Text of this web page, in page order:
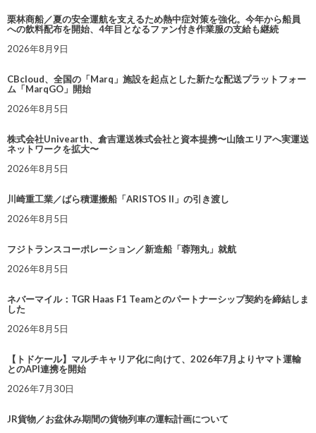
栗林商船／夏の安全運航を支えるため熱中症対策を強化。今年から船員
への飲料配布を開始、4年目となるファン付き作業服の支給も継続
2026年8月9日
CBcloud、全国の「Marq」施設を起点とした新たな配送プラットフォー
ム「MarqGO」開始
2026年8月5日
株式会社Univearth、倉吉運送株式会社と資本提携〜山陰エリアへ実運送
ネットワークを拡大〜
2026年8月5日
川崎重工業／ばら積運搬船「ARISTOS II」の引き渡し
2026年8月5日
フジトランスコーポレーション／新造船「蓉翔丸」就航
2026年8月5日
ネバーマイル：TGR Haas F1 Teamとのパートナーシップ契約を締結しま
した
2026年8月5日
【トドケール】マルチキャリア化に向けて、2026年7月よりヤマト運輸
とのAPI連携を開始
2026年7月30日
JR貨物／お盆休み期間の貨物列車の運転計画について